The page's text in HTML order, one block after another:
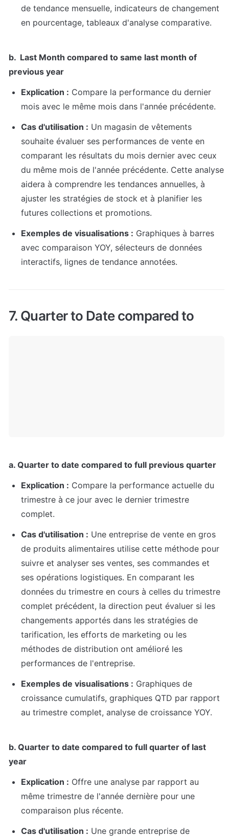
de tendance mensuelle, indicateurs de changement
en pourcentage, tableaux d'analyse comparative.
b.  Last Month compared to same last month of
previous year
Explication : Compare la performance du dernier
mois avec le même mois dans l'année précédente.
Cas d'utilisation : Un magasin de vêtements
souhaite évaluer ses performances de vente en
comparant les résultats du mois dernier avec ceux
du même mois de l'année précédente. Cette analyse
aidera à comprendre les tendances annuelles, à
ajuster les stratégies de stock et à planifier les
futures collections et promotions.
Exemples de visualisations : Graphiques à barres
avec comparaison YOY, sélecteurs de données
interactifs, lignes de tendance annotées.
7. Quarter to Date compared to
a. Quarter to date compared to full previous quarter
Explication : Compare la performance actuelle du
trimestre à ce jour avec le dernier trimestre
complet.
Cas d'utilisation : Une entreprise de vente en gros
de produits alimentaires utilise cette méthode pour
suivre et analyser ses ventes, ses commandes et
ses opérations logistiques. En comparant les
données du trimestre en cours à celles du trimestre
complet précédent, la direction peut évaluer si les
changements apportés dans les stratégies de
tarification, les efforts de marketing ou les
méthodes de distribution ont amélioré les
performances de l'entreprise.
Exemples de visualisations : Graphiques de
croissance cumulatifs, graphiques QTD par rapport
au trimestre complet, analyse de croissance YOY.
b. Quarter to date compared to full quarter of last
year
Explication : Offre une analyse par rapport au
même trimestre de l'année dernière pour une
comparaison plus récente.
Cas d'utilisation : Une grande entreprise de